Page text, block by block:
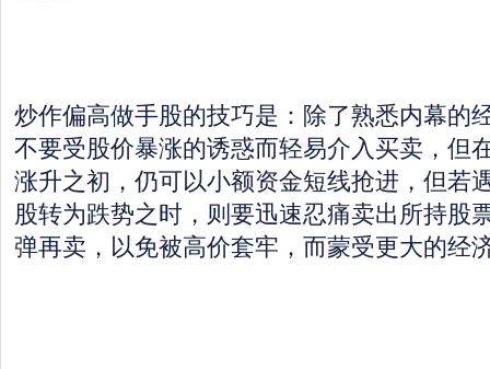
炒作偏高做手股的技巧是：除了熟悉内幕的
不要受股价暴涨的诱惑而轻易介入买卖，但
涨升之初，仍可以小额资金短线抢进，但若
股转为跌势之时，则要迅速忍痛卖出所持股
弹再卖，以免被高价套牢，而蒙受更大的经